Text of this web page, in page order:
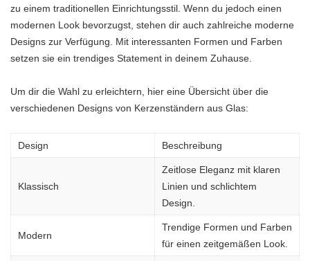
zu einem traditionellen Einrichtungsstil. Wenn du jedoch einen
modernen Look bevorzugst, stehen dir auch zahlreiche moderne
Designs zur Verfügung. Mit interessanten Formen und Farben
setzen sie ein trendiges Statement in deinem Zuhause.
Um dir die Wahl zu erleichtern, hier eine Übersicht über die
verschiedenen Designs von Kerzenständern aus Glas:
Design Beschreibung
Klassisch
Zeitlose Eleganz mit klaren
Linien und schlichtem
Design.
Modern
Trendige Formen und Farben
für einen zeitgemäßen Look.